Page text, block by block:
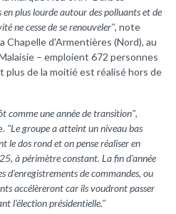
plus lourde autour des polluants et de
ne cesse de se renouveler", note
Chapelle d'Armentières (Nord), au
– emploient 672 personnes
plus de la moitié est réalisé hors de
comme une année de transition",
"Le groupe a atteint un niveau bas
dos rond et on pense réaliser en
à périmètre constant. La fin d'année
d'enregistrements de commandes, ou
accélèreront car ils voudront passer
l'élection présidentielle."